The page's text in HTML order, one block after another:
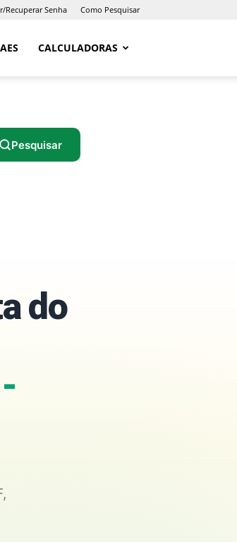
Recuperar Senha Como Pesquisar
CALCULADORAS
Pesquisar
do